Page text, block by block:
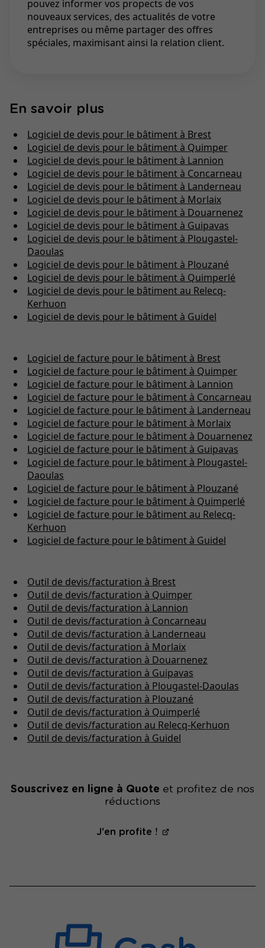
pouvez informer vos propects de vos
nouveaux services, des actualités de votre
entreprises ou même partager des offres
spéciales, maximisant ainsi la relation client.
En savoir plus
Logiciel de devis pour le bâtiment à Brest
Logiciel de devis pour le bâtiment à Quimper
Logiciel de devis pour le bâtiment à Lannion
Logiciel de devis pour le bâtiment à Concarneau
Logiciel de devis pour le bâtiment à Landerneau
Logiciel de devis pour le bâtiment à Morlaix
Logiciel de devis pour le bâtiment à Douarnenez
Logiciel de devis pour le bâtiment à Guipavas
Logiciel de devis pour le bâtiment à Plougastel-
Daoulas
Logiciel de devis pour le bâtiment à Plouzané
Logiciel de devis pour le bâtiment à Quimperlé
Logiciel de devis pour le bâtiment au Relecq-
Kerhuon
Logiciel de devis pour le bâtiment à Guidel
Logiciel de facture pour le bâtiment à Brest
Logiciel de facture pour le bâtiment à Quimper
Logiciel de facture pour le bâtiment à Lannion
Logiciel de facture pour le bâtiment à Concarneau
Logiciel de facture pour le bâtiment à Landerneau
Logiciel de facture pour le bâtiment à Morlaix
Logiciel de facture pour le bâtiment à Douarnenez
Logiciel de facture pour le bâtiment à Guipavas
Logiciel de facture pour le bâtiment à Plougastel-
Daoulas
Logiciel de facture pour le bâtiment à Plouzané
Logiciel de facture pour le bâtiment à Quimperlé
Logiciel de facture pour le bâtiment au Relecq-
Kerhuon
Logiciel de facture pour le bâtiment à Guidel
Outil de devis/facturation à Brest
Outil de devis/facturation à Quimper
Outil de devis/facturation à Lannion
Outil de devis/facturation à Concarneau
Outil de devis/facturation à Landerneau
Outil de devis/facturation à Morlaix
Outil de devis/facturation à Douarnenez
Outil de devis/facturation à Guipavas
Outil de devis/facturation à Plougastel-Daoulas
Outil de devis/facturation à Plouzané
Outil de devis/facturation à Quimperlé
Outil de devis/facturation au Relecq-Kerhuon
Outil de devis/facturation à Guidel
Souscrivez en ligne à Quote et profitez de nos
réductions
J'en profite !